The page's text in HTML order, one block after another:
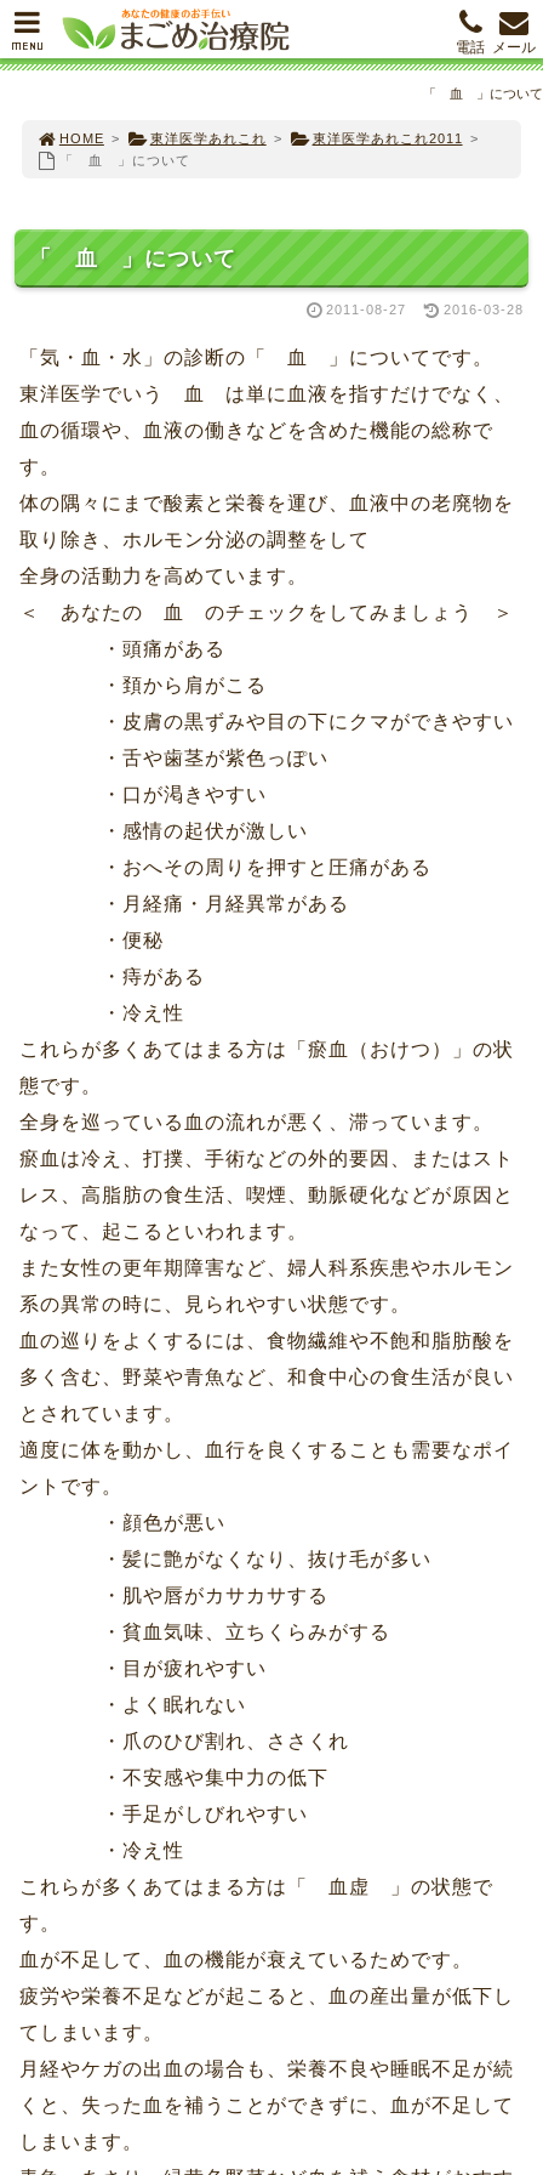
「 血 」について
HOME > 東洋医学あれこれ > 東洋医学あれこれ2011
>
「 血 」について
「 血 」について
2011-08-27 2016-03-28
「気・血・水」の診断の「 血 」についてです。
東洋医学でいう 血 は単に血液を指すだけでなく、
血の循環や、血液の働きなどを含めた機能の総称で
す。
体の隅々にまで酸素と栄養を運び、血液中の老廃物を
取り除き、ホルモン分泌の調整をして
全身の活動力を高めています。
＜ あなたの 血 のチェックをしてみましょう ＞
・頭痛がある
・頚から肩がこる
・皮膚の黒ずみや目の下にクマができやすい
・舌や歯茎が紫色っぽい
・口が渇きやすい
・感情の起伏が激しい
・おへその周りを押すと圧痛がある
・月経痛・月経異常がある
・便秘
・痔がある
・冷え性
これらが多くあてはまる方は「瘀血（おけつ）」の状
態です。
全身を巡っている血の流れが悪く、滞っています。
瘀血は冷え、打撲、手術などの外的要因、またはスト
レス、高脂肪の食生活、喫煙、動脈硬化などが原因と
なって、起こるといわれます。
また女性の更年期障害など、婦人科系疾患やホルモン
系の異常の時に、見られやすい状態です。
血の巡りをよくするには、食物繊維や不飽和脂肪酸を
多く含む、野菜や青魚など、和食中心の食生活が良い
とされています。
適度に体を動かし、血行を良くすることも需要なポイ
ントです。
・顔色が悪い
・髪に艶がなくなり、抜け毛が多い
・肌や唇がカサカサする
・貧血気味、立ちくらみがする
・目が疲れやすい
・よく眠れない
・爪のひび割れ、ささくれ
・不安感や集中力の低下
・手足がしびれやすい
・冷え性
これらが多くあてはまる方は「 血虚 」の状態で
す。
血が不足して、血の機能が衰えているためです。
疲労や栄養不足などが起こると、血の産出量が低下し
てしまいます。
月経やケガの出血の場合も、栄養不良や睡眠不足が続
くと、失った血を補うことができずに、血が不足して
しまいます。
MENU メール
電話